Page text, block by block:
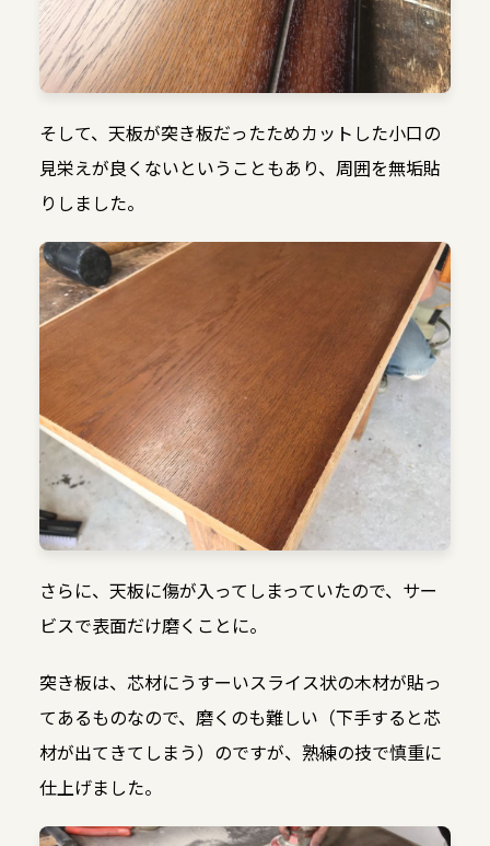
そして、天板が突き板だったためカットした小口の
見栄えが良くないということもあり、周囲を無垢貼
りしました。
さらに、天板に傷が入ってしまっていたので、サー
ビスで表面だけ磨くことに。
突き板は、芯材にうすーいスライス状の木材が貼っ
てあるものなので、磨くのも難しい（下手すると芯
材が出てきてしまう）のですが、熟練の技で慎重に
仕上げました。